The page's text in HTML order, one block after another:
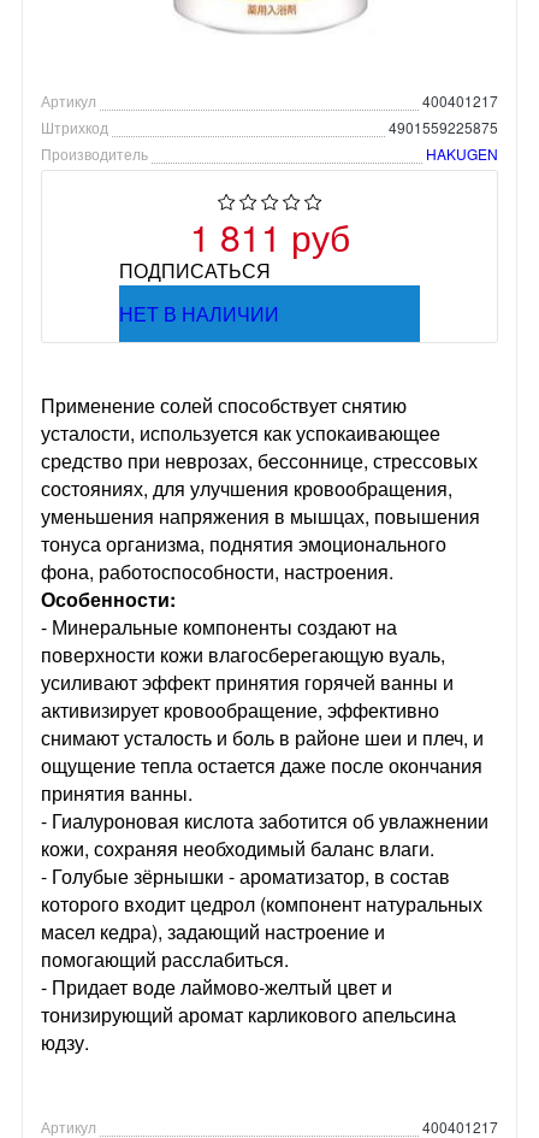
Артикул
400401217
Штрихкод
4901559225875
Производитель
HAKUGEN
1 811 руб
ПОДПИСАТЬСЯ
НЕТ В НАЛИЧИИ
Применение солей способствует снятию
усталости, используется как успокаивающее
средство при неврозах, бессоннице, стрессовых
состояниях, для улучшения кровообращения,
уменьшения напряжения в мышцах, повышения
тонуса организма, поднятия эмоционального
фона, работоспособности, настроения.
Особенности:
- Минеральные компоненты создают на
поверхности кожи влагосберегающую вуаль,
усиливают эффект принятия горячей ванны и
активизирует кровообращение, эффективно
снимают усталость и боль в районе шеи и плеч, и
ощущение тепла остается даже после окончания
принятия ванны.
- Гиалуроновая кислота заботится об увлажнении
кожи, сохраняя необходимый баланс влаги.
- Голубые зёрнышки - ароматизатор, в состав
которого входит цедрол (компонент натуральных
масел кедра), задающий настроение и
помогающий расслабиться.
- Придает воде лаймово-желтый цвет и
тонизирующий аромат карликового апельсина
юдзу.
Артикул
400401217